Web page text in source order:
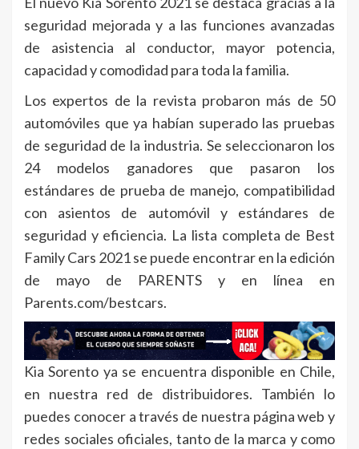
seguridad mejorada y a las funciones avanzadas
de asistencia al conductor, mayor potencia,
capacidad y comodidad para toda la familia.
Los expertos de la revista probaron más de 50
automóviles que ya habían superado las pruebas
de seguridad de la industria. Se seleccionaron los
24 modelos ganadores que pasaron los
estándares de prueba de manejo, compatibilidad
con asientos de automóvil y estándares de
seguridad y eficiencia. La lista completa de Best
Family Cars 2021 se puede encontrar en la edición
de mayo de PARENTS y en línea en
Parents.com/bestcars.
Kia Sorento ya se encuentra disponible en Chile,
en nuestra red de distribuidores. También lo
puedes conocer a través de nuestra página web y
redes sociales oficiales, tanto de la marca y como